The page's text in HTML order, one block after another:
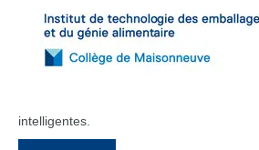
intelligentes.